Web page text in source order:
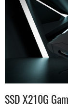
SSD X210G